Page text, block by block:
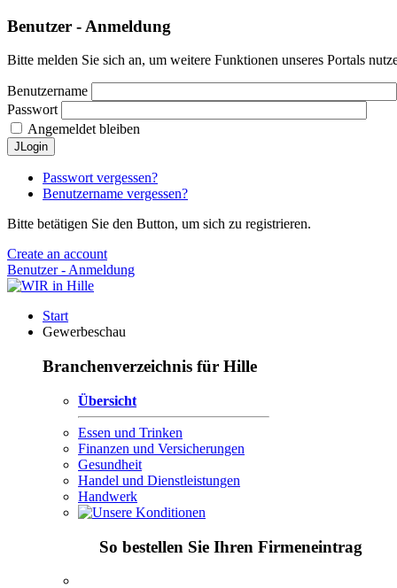
Benutzer - Anmeldung
Bitte melden Sie sich an, um weitere Funktionen unseres Portals
Benutzername
Passwort
Angemeldet bleiben
JLogin
Passwort vergessen?
Benutzername vergessen?
Bitte betätigen Sie den Button, um sich zu registrieren.
Create an account
Benutzer - Anmeldung
Start
Gewerbeschau
Branchenverzeichnis für Hille
Übersicht
Essen und Trinken
Finanzen und Versicherungen
Gesundheit
Handel und Dienstleistungen
Handwerk
So bestellen Sie Ihren Firmeneintrag